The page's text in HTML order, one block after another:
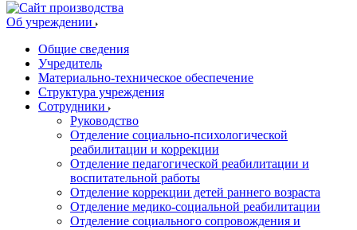
Об учреждении
Общие сведения
Учредитель
Материально-техническое обеспечение
Структура учреждения
Сотрудники
Руководство
Отделение социально-психологической
реабилитации и коррекции
Отделение педагогической реабилитации и
воспитательной работы
Отделение коррекции детей раннего возраста
Отделение медико-социальной реабилитации
Отделение социального сопровождения и